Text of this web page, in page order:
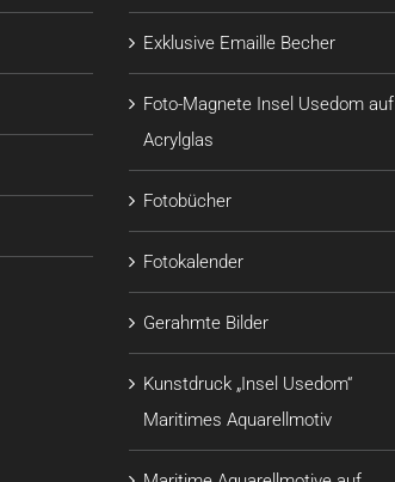
Exklusive Emaille Becher
Foto-Magnete Insel Usedom auf
Acrylglas
Fotobücher
Fotokalender
Gerahmte Bilder
Kunstdruck „Insel Usedom“
Maritimes Aquarellmotiv